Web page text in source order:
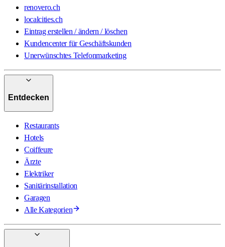
renovero.ch
localcities.ch
Eintrag erstellen / ändern / löschen
Kundencenter für Geschäftskunden
Unerwünschtes Telefonmarketing
Entdecken
Restaurants
Hotels
Coiffeure
Ärzte
Elektriker
Sanitärinstallation
Garagen
Alle Kategorien